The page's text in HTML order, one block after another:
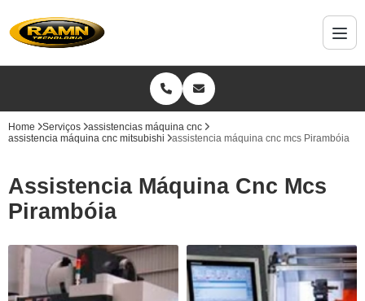
Home Serviços
assistencias máquina cnc
assistencia máquina cnc mitsubishi
assistencia máquina cnc mcs Pirambóia
Assistencia Máquina Cnc Mcs
Pirambóia